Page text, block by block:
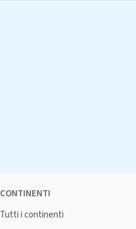
CONTINENTI
Tutti i continenti